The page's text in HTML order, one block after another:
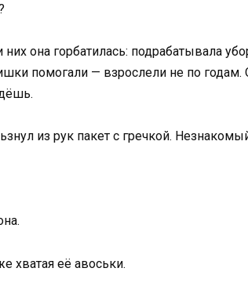
них она горбатилась: подрабатывала
помогали — взрослели не по
из рук пакет с гречкой.
хватая её авоськи.